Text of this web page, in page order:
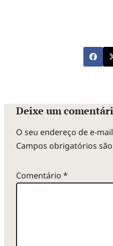
Deixe um
O seu endereço de e-
Campos obrigatórios
Comentário *